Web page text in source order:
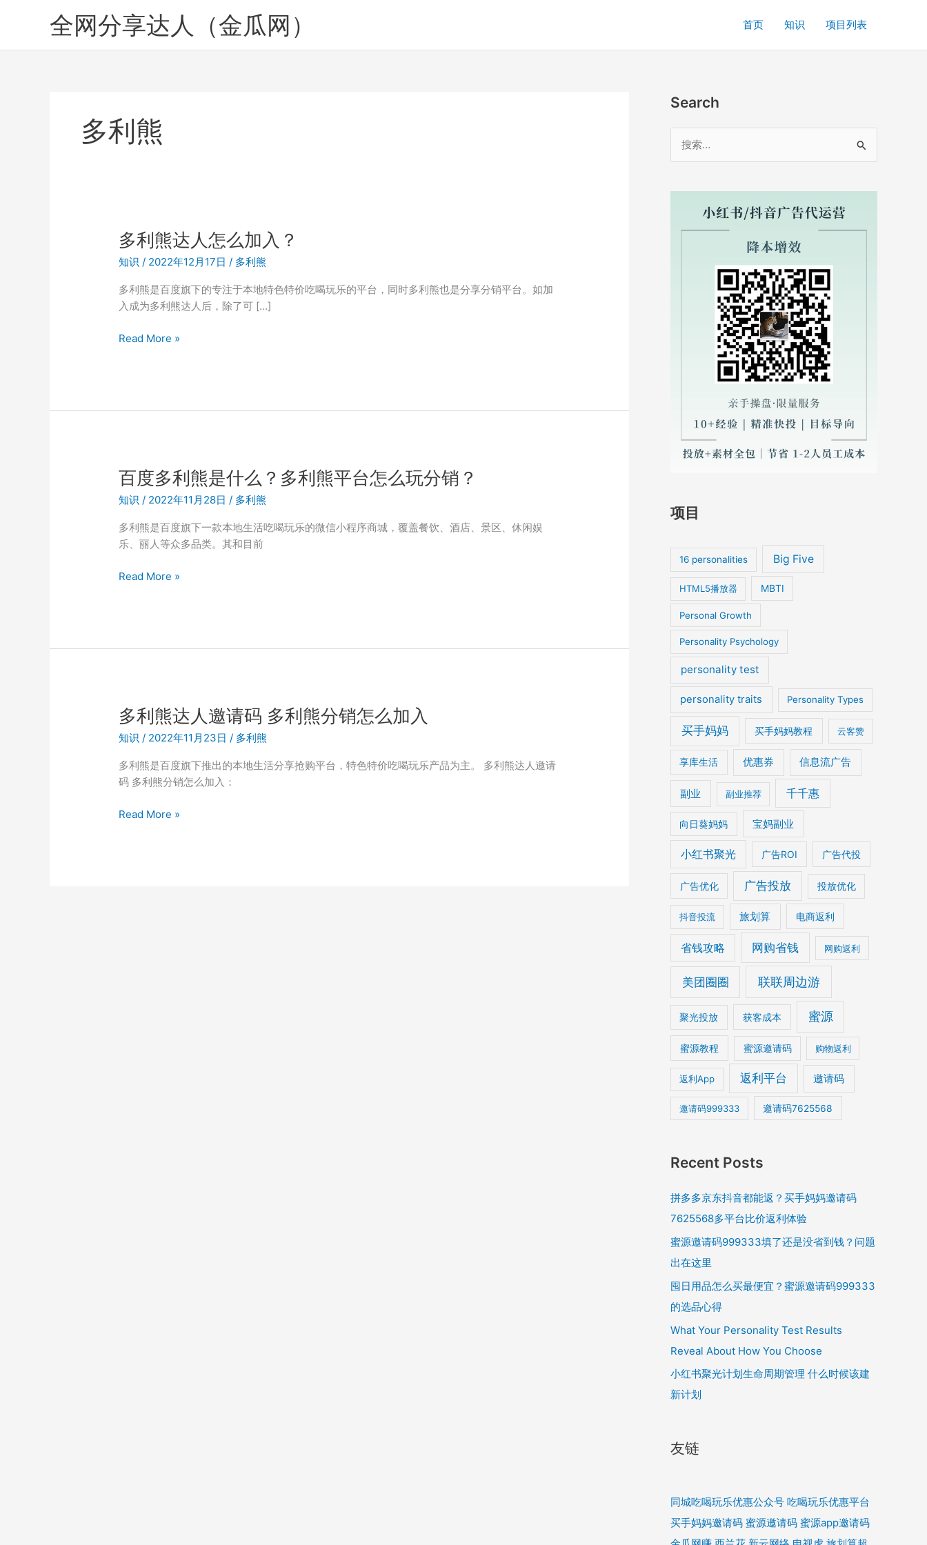
全网分享达人（金瓜网） 首页 知识 项目列表
多利熊
多利熊达人怎么加入？
知识 / 2022年12月17日/ 多利熊
多利熊是百度旗下的专注于本地特色特价吃喝玩乐的平台，同时多利熊也是分享分销平台。如加
入成为多利熊达人后，除了可 […]
多
入？
Read More »
百度多利熊是什么？多利熊平台怎么玩分销？
知识 / 2022年11月28日/ 多利熊
多利熊是百度旗下一款本地生活吃喝玩乐的微信小程序商城，覆盖餐饮、酒店、景区、休闲娱
乐、丽人等众多品类。其和目前
百
多
利
熊
台
怎
Read More »
多利熊达人邀请码 多利熊分销怎么加入
知识 / 2022年11月23日/ 多利熊
多利熊是百度旗下推出的本地生活分享抢购平台，特色特价吃喝玩乐产品为主。 多利熊达人邀请
码 多利熊分销怎么加入：
多
Read More »
Search
项目
16 personalities Big Five
HTML5播放器 MBTI
Personal Growth
Personality Psychology
personality test
personality traits Personality Types
买手妈妈 买手妈妈教程 云客赞
享库生活 优惠券 信息流广告
副业 副业推荐 千千惠
向日葵妈妈 宝妈副业
小红书聚光 广告ROI 广告代投
广告优化 广告投放 投放优化
抖音投流 旅划算 电商返利
省钱攻略 网购省钱 网购返利
美团圈圈 联联周边游
聚光投放 获客成本 蜜源
蜜源教程 蜜源邀请码 购物返利
返利App 返利平台 邀请码
邀请码999333 邀请码7625568
Recent Posts
拼多多京东抖音都能返？买手妈妈邀请码
7625568多平台比价返利体验
蜜源邀请码999333填了还是没省到钱？问题
出在这里
囤日用品怎么买最便宜？蜜源邀请码999333
的选品心得
What Your Personality Test Results
Reveal About How You Choose
小红书聚光计划生命周期管理 什么时候该建
新计划
友链
同城吃喝玩乐优惠公众号 吃喝玩乐优惠平台
买手妈妈邀请码 蜜源邀请码 蜜源app邀请码